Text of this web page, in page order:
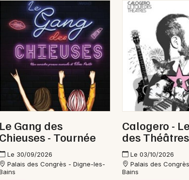
Le Gang des
Chieuses - Tournée
Le 30/09/2026
Palais des Congrès - Digne-les-
Calogero -
des Théâtres
Le 03/10/2026
Palais des
Bains